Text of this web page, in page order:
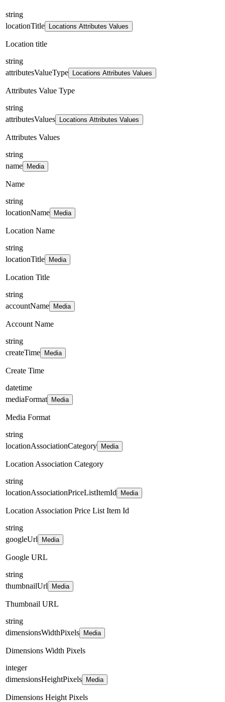
string
locationTitle
Locations Attributes Values
Location title
string
attributesValueType
Locations Attributes Values
Attributes Value Type
string
attributesValues
Locations Attributes Values
Attributes Values
string
name
Media
Name
string
locationName
Media
Location Name
string
locationTitle
Media
Location Title
string
accountName
Media
Account Name
string
createTime
Media
Create Time
datetime
mediaFormat
Media
Media Format
string
locationAssociationCategory
Media
Location Association Category
string
locationAssociationPriceListItemId
Media
Location Association Price List Item Id
string
googleUrl
Media
Google URL
string
thumbnailUrl
Media
Thumbnail URL
string
dimensionsWidthPixels
Media
Dimensions Width Pixels
integer
dimensionsHeightPixels
Media
Dimensions Height Pixels